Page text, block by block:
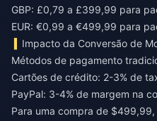
GBP: £0,79 a £399,99 para
EUR: €0,99 a €499,99 para
Impacto da Conversão de
Métodos de pagamento
Cartões de crédito: 2-3% de
PayPal: 3-4% de margem na
Para uma compra de